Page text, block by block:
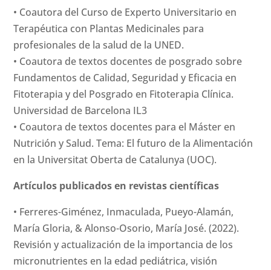
• Coautora del Curso de Experto Universitario en
Terapéutica con Plantas Medicinales para
profesionales de la salud de la UNED.
• Coautora de textos docentes de posgrado sobre
Fundamentos de Calidad, Seguridad y Eficacia en
Fitoterapia y del Posgrado en Fitoterapia Clínica.
Universidad de Barcelona IL3
• Coautora de textos docentes para el Máster en
Nutrición y Salud. Tema: El futuro de la Alimentación
en la Universitat Oberta de Catalunya (UOC).
Artículos publicados en revistas científicas
• Ferreres-Giménez, Inmaculada, Pueyo-Alamán,
María Gloria, & Alonso-Osorio, María José. (2022).
Revisión y actualización de la importancia de los
micronutrientes en la edad pediátrica, visión